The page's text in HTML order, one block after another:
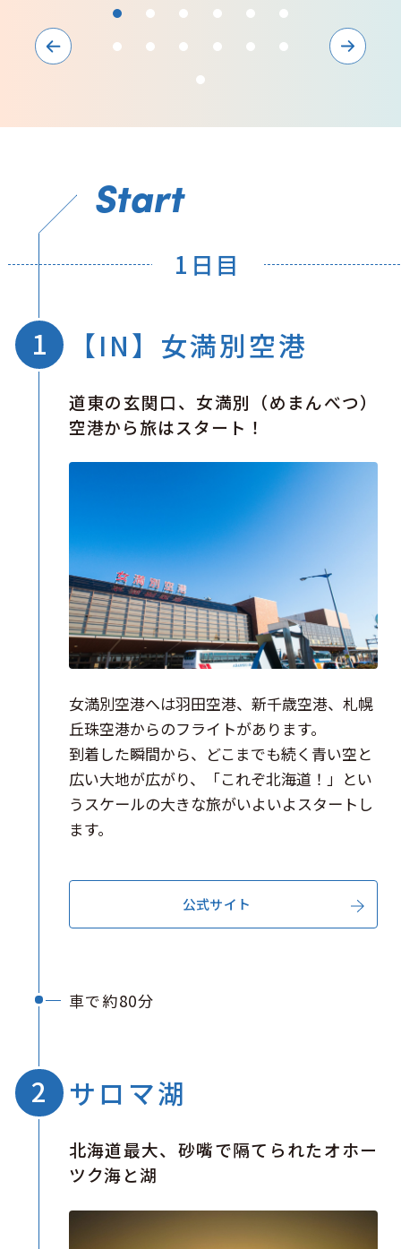
Start
1日目
【IN】女満別空港
道東の玄関口、女満別（めまんべつ）
空港から旅はスタート！
女満別空港へは羽田空港、新千歳空港、札幌
丘珠空港からのフライトがあります。
到着した瞬間から、どこまでも続く青い空と
広い大地が広がり、「これぞ北海道！」とい
うスケールの大きな旅がいよいよスタートし
ます。
公式サイト
車で約80分
サロマ湖
北海道最大、砂嘴で隔てられたオホー
ツク海と湖